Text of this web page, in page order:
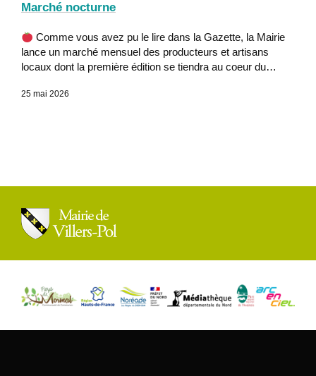
Marché nocturne
Comme vous avez pu le lire dans la Gazette, la Mairie
lance un marché mensuel des producteurs et artisans
locaux dont la première édition se tiendra au coeur du…
25 mai 2026